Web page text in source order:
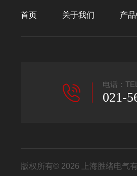
首页 关于我们 产
电话：TEL
021-
版权所有© 2026 上海胜绪电